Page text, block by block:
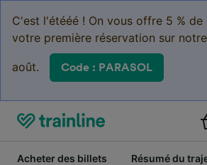
C'est l'étééé ! On vous offre 5 %
votre première réservation sur
août. Code : PARASOL
Acheter des billets Résumé du